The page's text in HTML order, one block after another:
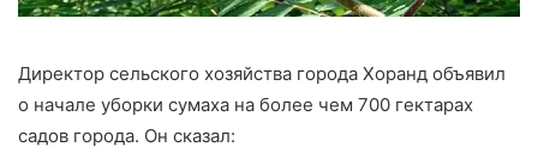
Директор сельского хозяйства города Хоранд объявил
о начале уборки сумаха на более чем 700 гектарах
садов города. Он сказал: